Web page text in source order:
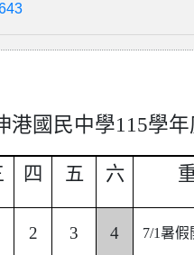
港國民中學115學年
四 五 六
2 3 4 7/1暑假